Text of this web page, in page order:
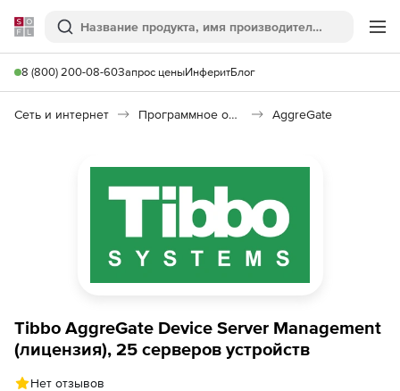
Softline
Поиск
8 (800) 200-08-60Запрос ценыИнферитБлог
Сеть и интернет Программное обеспечение для интернета вещей AggreGate
Tibbo AggreGate Device Server Management
(лицензия), 25 серверов устройств
Нет отзывов